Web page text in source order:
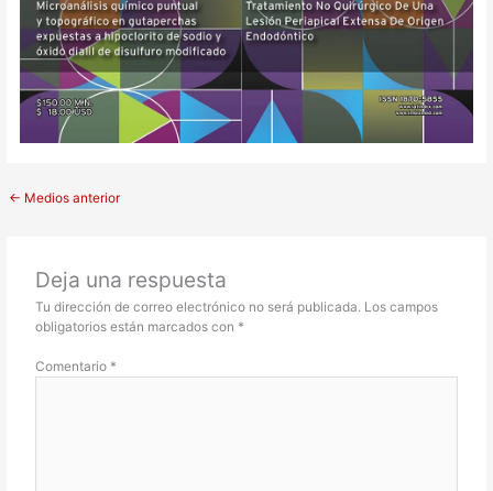
← Medios anterior
Deja una respuesta
Tu dirección de correo electrónico no será publicada. Los campos
obligatorios están marcados con *
Comentario *